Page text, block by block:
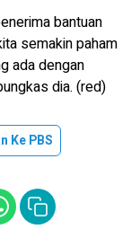
bantuan
semakin paham
ada dengan
dia. (red)
Ke PBS